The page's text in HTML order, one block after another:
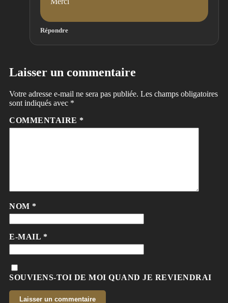
Répondre
Laisser un commentaire
Votre adresse e-mail ne sera pas publiée. Les champs obligatoires
sont indiqués avec *
COMMENTAIRE *
NOM *
E-MAIL *
SOUVIENS-TOI DE MOI QUAND JE REVIENDRAI